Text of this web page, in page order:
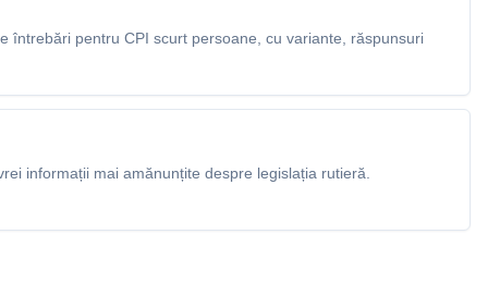
întrebări pentru CPI scurt persoane, cu variante, răspunsuri
informații mai amănunțite despre legislația rutieră.